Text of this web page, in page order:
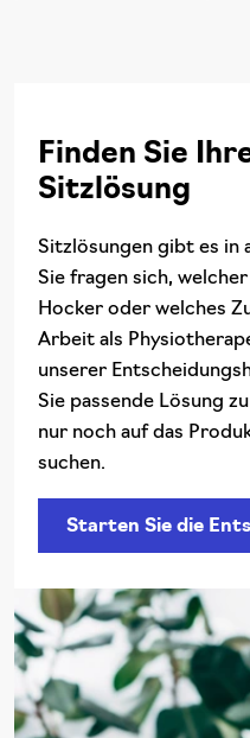
Finden Sie
Sitzlösung
Sitzlösungen gibt es in
Sie fragen sich,
Hocker oder welches
Arbeit als
unserer
Sie passende Lösung
nur noch auf das
suchen.
Starten Sie die